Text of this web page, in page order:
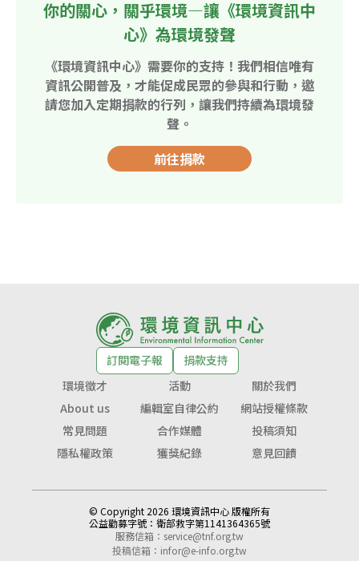
你的關心，關乎環境—讓《環境資訊中
心》為環境發聲
《環境資訊中心》需要你的支持！我們相信唯有
資訊公開普及，才能促成民眾的參與和行動，邀
請您加入定期捐款的行列，讓我們持續為環境發
聲。
前往捐款
訂閱電子報
捐款支持
環境徵才
活動
關於我們
About us
編輯室自律公約
網站授權條款
常見問題
合作媒體
投稿須知
隱私權政策
獲獎紀錄 意見回饋
© Copyright 2026 環境資訊中心 版權所有
公益勸募字號： 衛部救字第1141364365號
服務信箱： service@tnf.org.tw
投稿信箱： infor@e-info.org.tw